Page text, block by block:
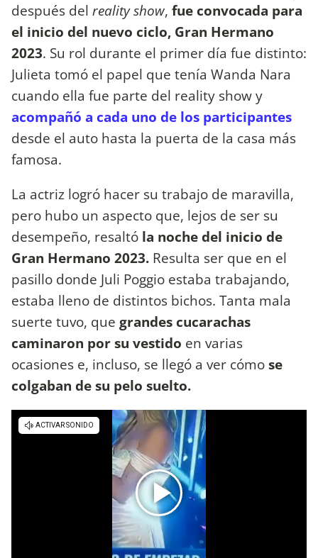
después del reality show, fue convocada para
el inicio del nuevo ciclo, Gran Hermano
2023. Su rol durante el primer día fue distinto:
Julieta tomó el papel que tenía Wanda Nara
cuando ella fue parte del reality show y
acompañó a cada uno de los participantes
desde el auto hasta la puerta de la casa más
famosa.
La actriz logró hacer su trabajo de maravilla,
pero hubo un aspecto que, lejos de ser su
desempeño, resaltó la noche del inicio de
Gran Hermano 2023. Resulta ser que en el
pasillo donde Juli Poggio estaba trabajando,
estaba lleno de distintos bichos. Tanta mala
suerte tuvo, que grandes cucarachas
caminaron por su vestido en varias
ocasiones e, incluso, se llegó a ver cómose
colgaban de su pelo suelto.